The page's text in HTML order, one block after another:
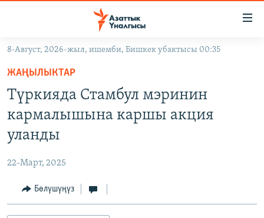
Навигацияга
өтүңүз
Издөөгө
салыңызКЫРГЫЗСТАН
МАДАНИЯТ
ДҮЙНӨ
УКРАИНА
ТВ ПРОГРАММАЛАР
БҮГҮН АЗАТТЫКТА
ПОДКАСТ
8-Август, 2026-жыл, ишемби, Бишкек убактысы 00:35
ЖАҢЫЛЫКТАР
Түркияда Стамбул мэринин
кармалышына каршы акция
уланды
22-Март, 2025
Бөлүшүңүз